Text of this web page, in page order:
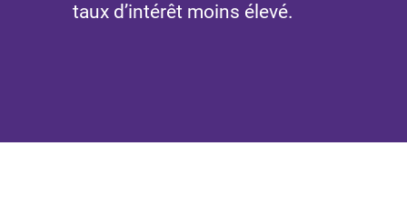
taux d’intérêt moins élevé.